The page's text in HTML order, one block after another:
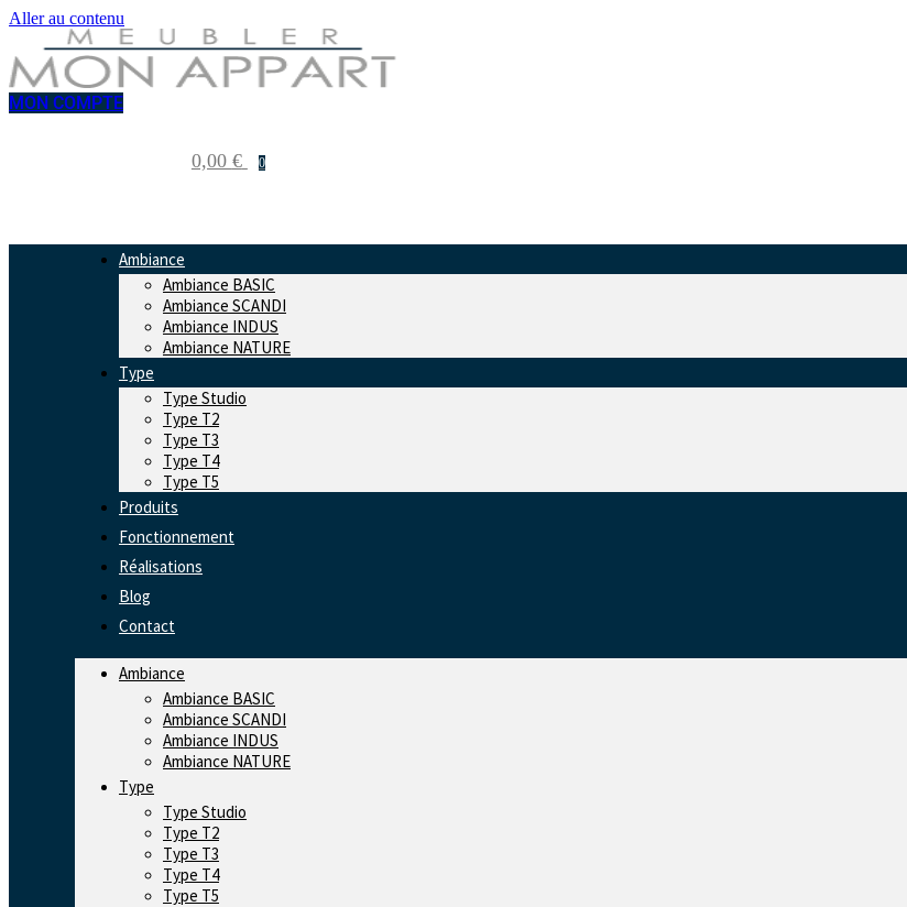
Aller au contenu
MON COMPTE
0,00 € 0
Ambiance
Ambiance BASIC
Ambiance SCANDI
Ambiance INDUS
Ambiance NATURE
Type
Type Studio
Type T2
Type T3
Type T4
Type T5
Produits
Fonctionnement
Réalisations
Blog
Contact
Ambiance
Ambiance BASIC
Ambiance SCANDI
Ambiance INDUS
Ambiance NATURE
Type
Type Studio
Type T2
Type T3
Type T4
Type T5